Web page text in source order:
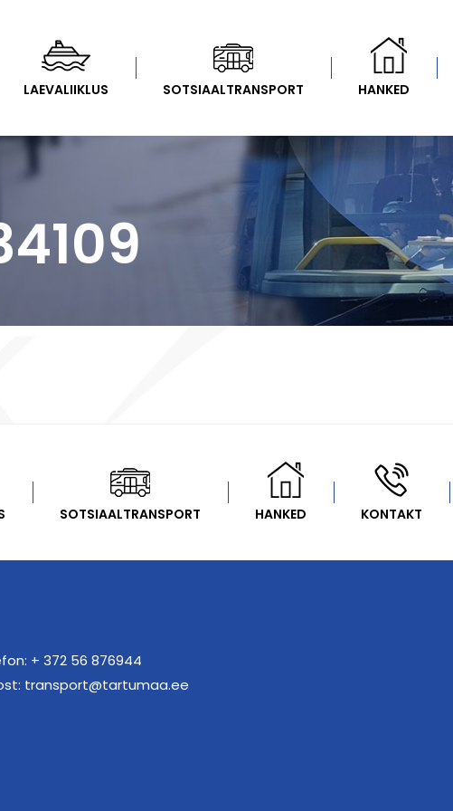
LAEVALIIKLUS SOTSIAALTRANSPORT HANKED
SOTSIAALTRANSPORT HANKED KONTAKT
+ 372 56 876944
transport@tartumaa.ee